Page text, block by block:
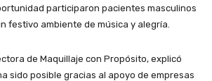
participaron pacientes masculinos
festivo ambiente de música y alegría.
de Maquillaje con Propósito, explicó
sido posible gracias al apoyo de empresas